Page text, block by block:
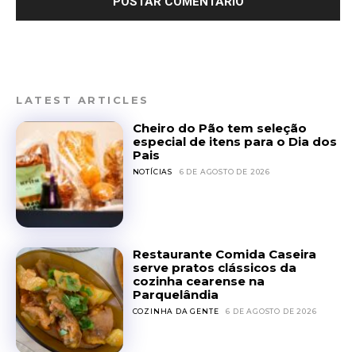
LATEST ARTICLES
Cheiro do Pão tem seleção
especial de itens para o Dia dos
Pais
NOTÍCIAS 6 DE AGOSTO DE 2026
Restaurante Comida Caseira
serve pratos clássicos da
cozinha cearense na
Parquelândia
COZINHA DA GENTE 6 DE AGOSTO DE 2026